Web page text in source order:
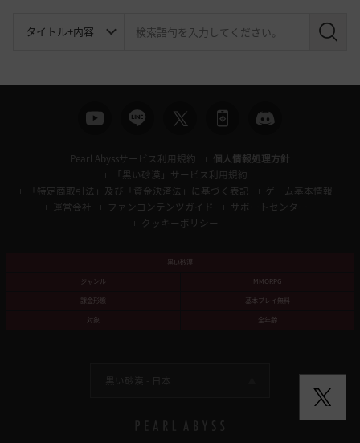
検
Pearl Abyssサービス利用規約
個人情報処理方針
「黒い砂漠」サービス利用規約
「特定商取引法」及び「資金決済法」に基づく表記
ゲーム基本情報
運営会社
ファンコンテンツガイド
サポートセンター
クッキーポリシー
黒い砂漠
ジャンル
MMORPG
課金形態
基本プレイ無料
対象
全年齢
黒い砂漠 - 日本